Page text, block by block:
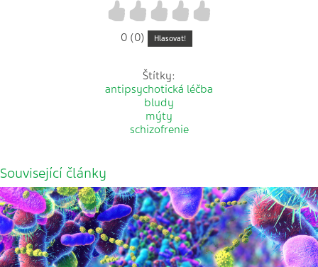
4
3
2
1
0 (0) Hlasovat!
Štítky:
antipsychotická léčba
bludy
mýty
schizofrenie
Související články